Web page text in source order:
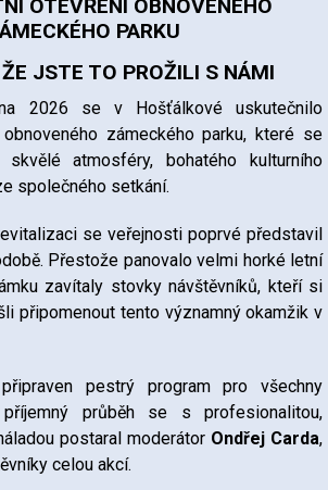
OTEVŘENÍ OBNOVENÉHO
PARKU
JSTE TO PROŽILI S NÁMI
2026 se v Hošťálkové uskutečnilo
zámeckého parku, které se
atmosféry, bohatého kulturního
společného setkání.
se veřejnosti poprvé představil
Přestože panovalo velmi horké letní
zavítaly stovky návštěvníků, kteří si
připomenout tento významný okamžik v
pestrý program pro všechny
průběh se s profesionalitou,
postaral moderátor Ondřej Carda,
celou akcí.